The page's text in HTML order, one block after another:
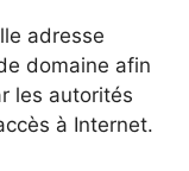
adresse
domaine afin
les autorités
à Internet.